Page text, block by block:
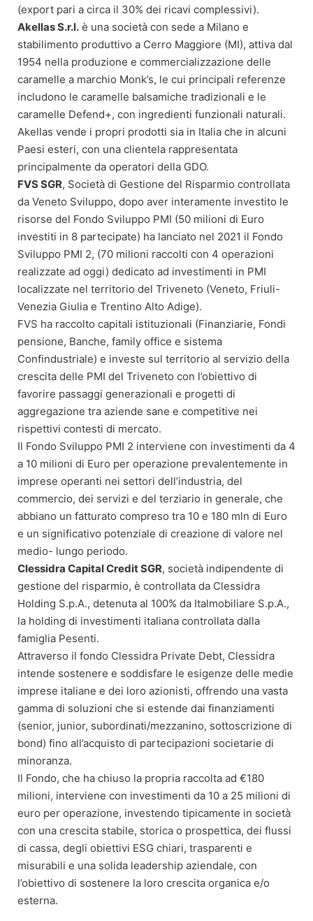
(export pari a circa il 30% dei ricavi complessivi).
Akellas S.r.l. è una società con sede a Milano e
stabilimento produttivo a Cerro Maggiore (MI), attiva dal
1954 nella produzione e commercializzazione delle
caramelle a marchio Monk’s, le cui principali referenze
includono le caramelle balsamiche tradizionali e le
caramelle Defend+, con ingredienti funzionali naturali.
Akellas vende i propri prodotti sia in Italia che in alcuni
Paesi esteri, con una clientela rappresentata
principalmente da operatori della GDO.
FVS SGR, Società di Gestione del Risparmio controllata
da Veneto Sviluppo, dopo aver interamente investito le
risorse del Fondo Sviluppo PMI (50 milioni di Euro
investiti in 8 partecipate) ha lanciato nel 2021 il Fondo
Sviluppo PMI 2, (70 milioni raccolti con 4 operazioni
realizzate ad oggi) dedicato ad investimenti in PMI
localizzate nel territorio del Triveneto (Veneto, Friuli-
Venezia Giulia e Trentino Alto Adige).
FVS ha raccolto capitali istituzionali (Finanziarie, Fondi
pensione, Banche, family office e sistema
Confindustriale) e investe sul territorio al servizio della
crescita delle PMI del Triveneto con l’obiettivo di
favorire passaggi generazionali e progetti di
aggregazione tra aziende sane e competitive nei
rispettivi contesti di mercato.
Il Fondo Sviluppo PMI 2 interviene con investimenti da 4
a 10 milioni di Euro per operazione prevalentemente in
imprese operanti nei settori dell’industria, del
commercio, dei servizi e del terziario in generale, che
abbiano un fatturato compreso tra 10 e 180 mln di Euro
e un significativo potenziale di creazione di valore nel
medio- lungo periodo.
Clessidra Capital Credit SGR, società indipendente di
gestione del risparmio, è controllata da Clessidra
Holding S.p.A., detenuta al 100% da Italmobiliare S.p.A.,
la holding di investimenti italiana controllata dalla
famiglia Pesenti.
Attraverso il fondo Clessidra Private Debt, Clessidra
intende sostenere e soddisfare le esigenze delle medie
imprese italiane e dei loro azionisti, offrendo una vasta
gamma di soluzioni che si estende dai finanziamenti
(senior, junior, subordinati/mezzanino, sottoscrizione di
bond) fino all’acquisto di partecipazioni societarie di
minoranza.
Il Fondo, che ha chiuso la propria raccolta ad €180
milioni, interviene con investimenti da 10 a 25 milioni di
euro per operazione, investendo tipicamente in società
con una crescita stabile, storica o prospettica, dei flussi
di cassa, degli obiettivi ESG chiari, trasparenti e
misurabili e una solida leadership aziendale, con
l’obiettivo di sostenere la loro crescita organica e/o
esterna.